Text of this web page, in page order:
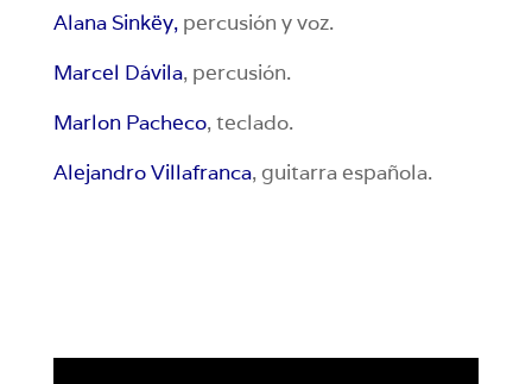
Alana Sinkëy,percusión y voz.
Marcel Dávila, percusión.
Marlon Pacheco, teclado.
Alejandro Villafranca, guitarra española.